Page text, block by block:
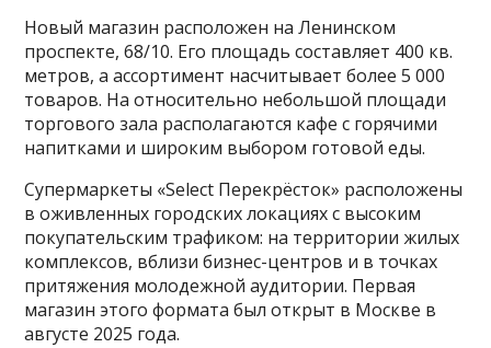
Новый магазин расположен на Ленинском
проспекте, 68/10. Его площадь составляет 400 кв.
метров, а ассортимент насчитывает более 5 000
товаров. На относительно небольшой площади
торгового зала располагаются кафе с горячими
напитками и широким выбором готовой еды.
Супермаркеты «Select Перекрёсток» расположены
в оживленных городских локациях с высоким
покупательским трафиком: на территории жилых
комплексов, вблизи бизнес-центров и в точках
притяжения молодежной аудитории. Первая
магазин этого формата был открыт в Москве в
августе 2025 года.